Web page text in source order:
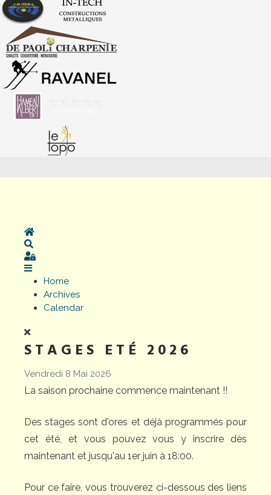
Home
Sign In
Home
Archives
Calendar
STAGES ETÉ 2026
Vendredi 8 Mai 2026
La saison prochaine commence maintenant !!
Des stages sont d'ores et déjà programmés pour
cet été, et vous pouvez vous y inscrire dès
maintenant et jusqu'au 1er juin à 18:00.
Pour ce faire, vous trouverez ci-dessous des liens